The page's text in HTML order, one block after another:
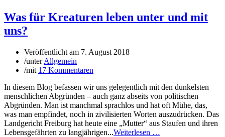
Was für Kreaturen leben unter und mit
uns?
Veröffentlicht am 7. August 2018
/unterAllgemein
/mit 17 Kommentaren
In diesem Blog befassen wir uns gelegentlich mit den dunkelsten
menschlichen Abgründen – auch ganz abseits von politischen
Abgründen. Man ist manchmal sprachlos und hat oft Mühe, das,
was man empfindet, noch in zivilisierten Worten auszudrücken. Das
Landgericht Freiburg hat heute eine „Mutter“ aus Staufen und ihren
Lebensgefährten zu langjährigen...Weiterlesen …